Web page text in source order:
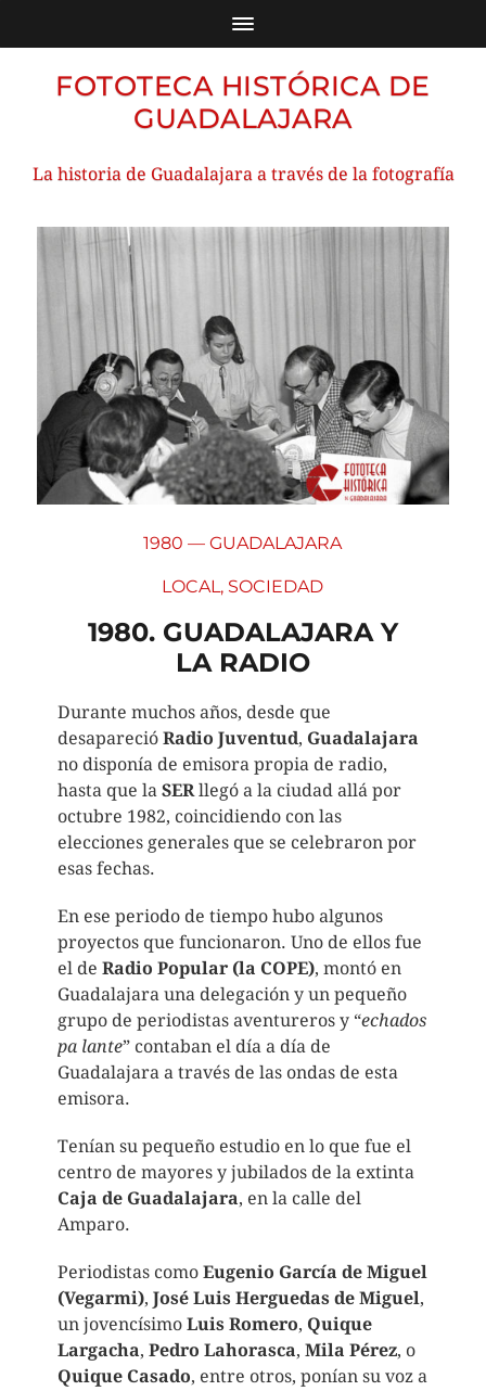
FOTOTECA HISTÓRICA DE
GUADALAJARA
La historia de Guadalajara a través de la fotografía
1980 — GUADALAJARA
LOCAL, SOCIEDAD
1980. GUADALAJARA Y
LA RADIO
Durante muchos años, desde que
desapareció Radio Juventud, Guadalajara
no disponía de emisora propia de radio,
hasta que la SERllegó a la ciudad allá por
octubre 1982, coincidiendo con las
elecciones generales que se celebraron por
esas fechas.
En ese periodo de tiempo hubo algunos
proyectos que funcionaron. Uno de ellos fue
el de Radio Popular (la COPE), montó en
Guadalajara una delegación y un pequeño
grupo de periodistas aventureros y “echados
pa lante” contaban el día a día de
Guadalajara a través de las ondas de esta
emisora.
Tenían su pequeño estudio en lo que fue el
centro de mayores y jubilados de la extinta
Caja de Guadalajara, en la calle del
Amparo.
Periodistas como Eugenio García de Miguel
(Vegarmi), José Luis Herguedas de Miguel,
un jovencísimo Luis Romero, Quique
Largacha, Pedro Lahorasca, Mila Pérez, o
Quique Casado, entre otros, ponían su voz a